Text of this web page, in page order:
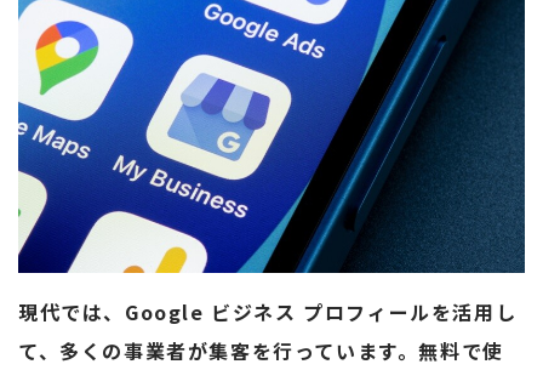
現代では、Google ビジネス プロフィールを活用し
て、多くの事業者が集客を行っています。無料で使